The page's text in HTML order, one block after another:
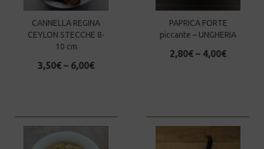
CANNELLA REGINA
CEYLON STECCHE 8-
10 cm
3,50€ – 6,00€
PAPRICA FORTE
piccante – UNGHERIA
2,80€ – 4,00€